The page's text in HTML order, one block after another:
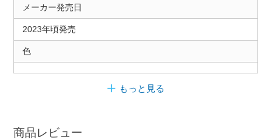
メーカー発売日
2023年頃発売
色
もっと見る
商品レビュー